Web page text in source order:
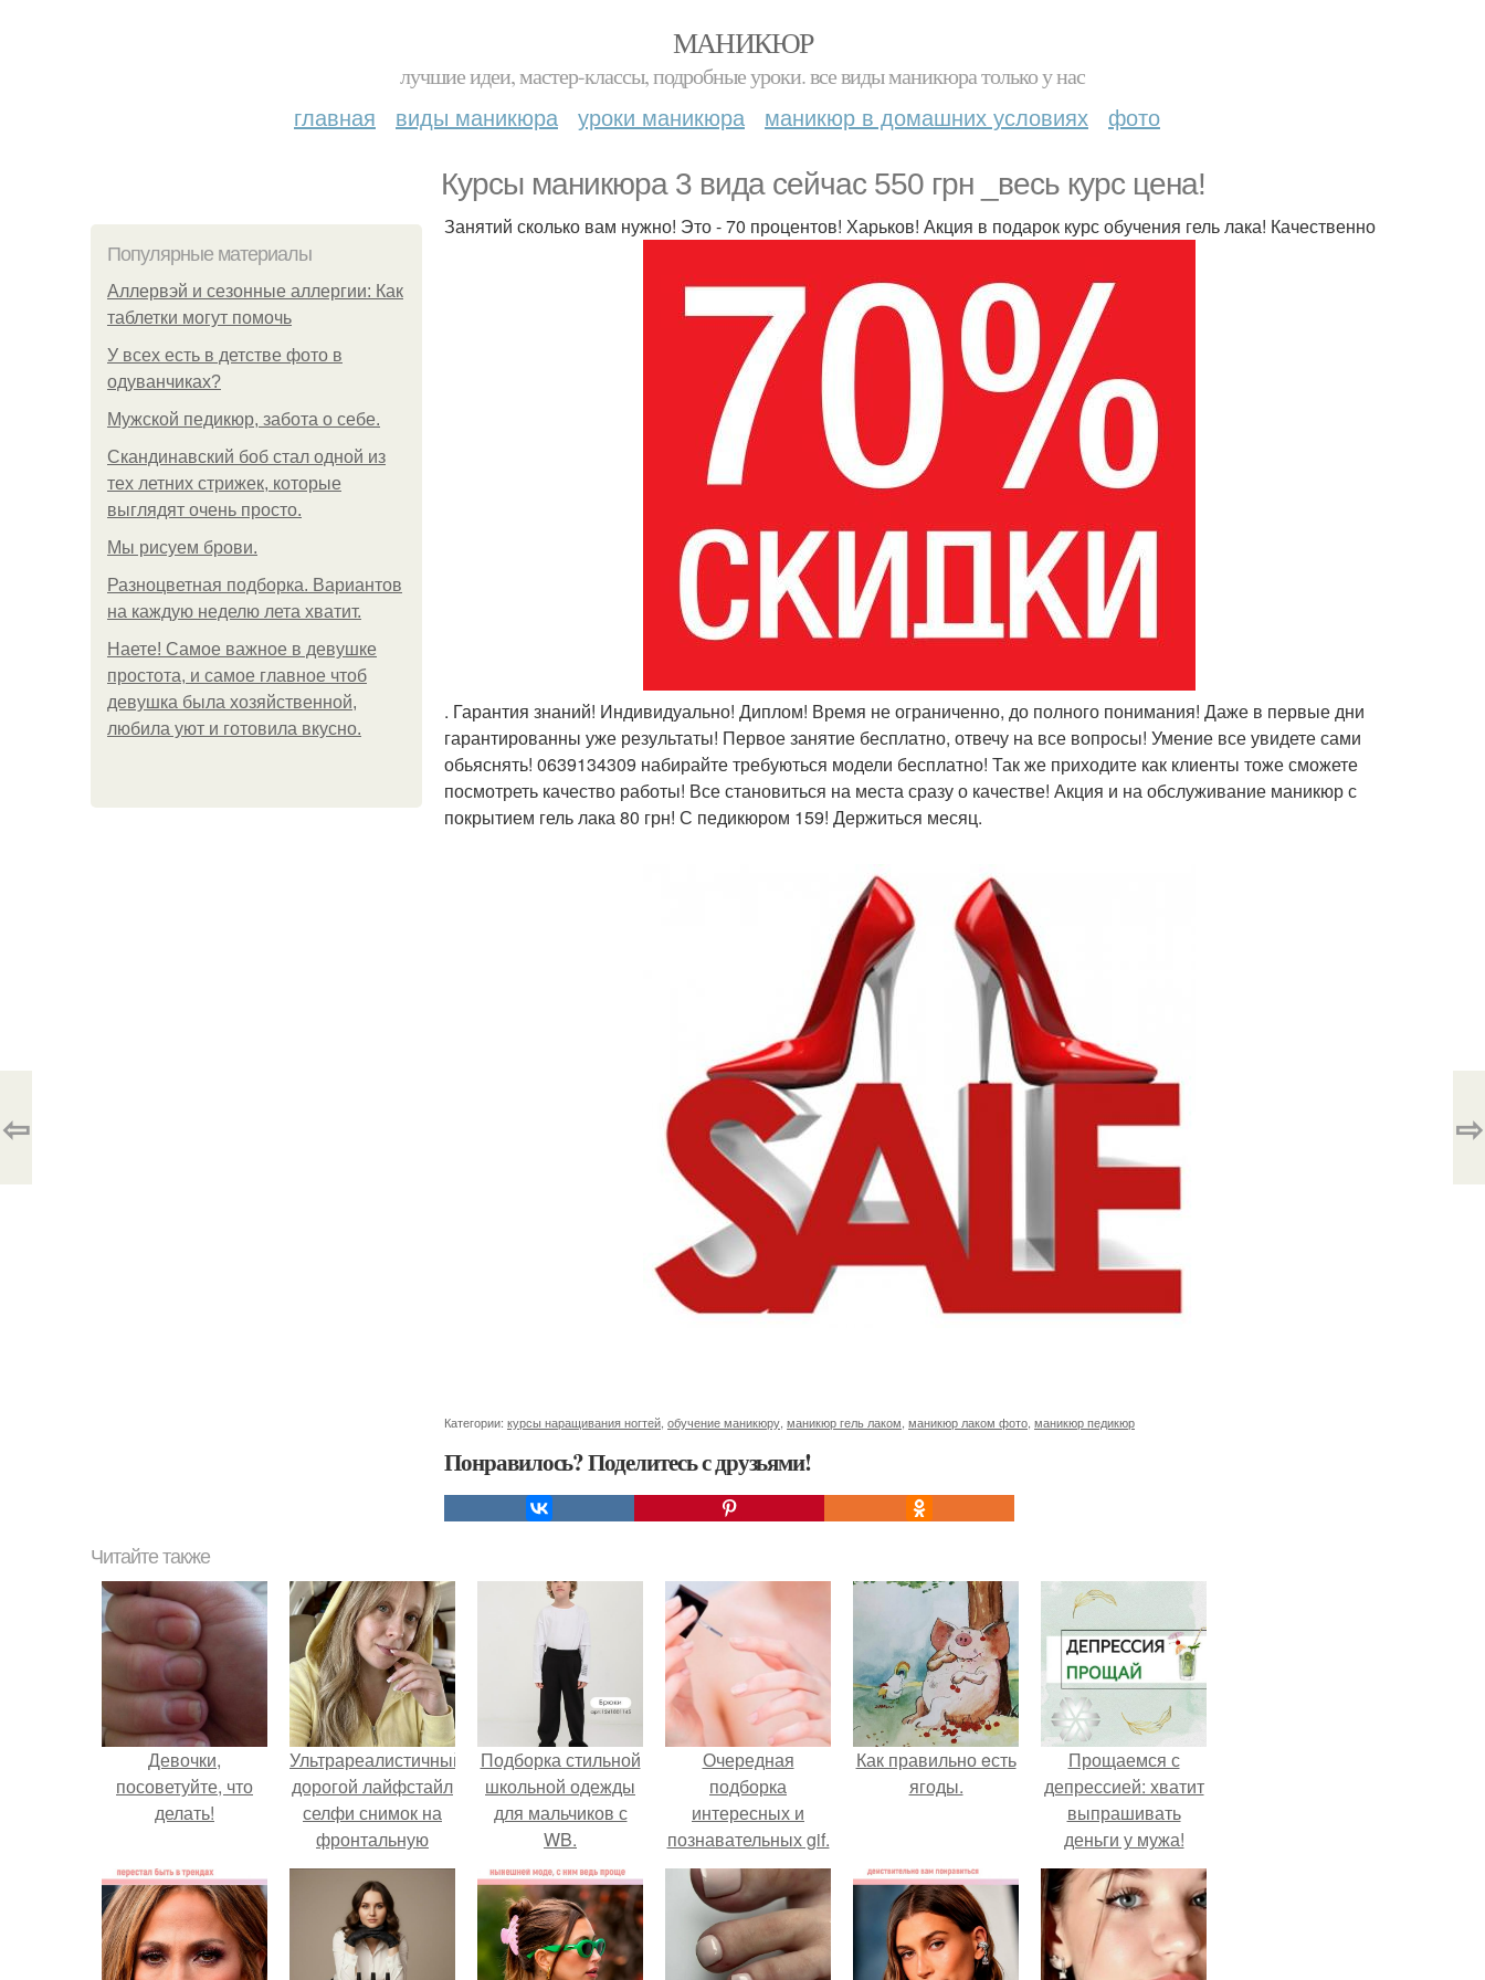
МАНИКЮР
лучшие идеи, мастер-классы, подробные уроки. все виды маникюра только у нас
главная виды маникюра уроки маникюра маникюр в домашних условиях фото
Курсы маникюра 3 вида сейчас 550 грн _весь курс цена!
Популярные материалы
Аллервэй и сезонные аллергии: Как
таблетки могут помочь
У всех есть в детстве фото в
одуванчиках?
Мужской педикюр, забота о себе.
Скандинавский боб стал одной из
тех летних стрижек, которые
выглядят очень просто.
Мы рисуем брови.
Разноцветная подборка. Вариантов
на каждую неделю лета хватит.
Наете! Самое важное в девушке
простота, и самое главное чтоб
девушка была хозяйственной,
любила уют и готовила вкусно.
Занятий сколько вам нужно! Это - 70 процентов! Харьков! Акция в подарок курс обучения гель лака! Качественно
. Гарантия знаний! Индивидуально! Диплом! Время не ограниченно, до полного понимания! Даже в первые дни
гарантированны уже результаты! Первое занятие бесплатно, отвечу на все вопросы! Умение все увидете сами
обьяснять! 0639134309 набирайте требуються модели бесплатно! Так же приходите как клиенты тоже сможете
посмотреть качество работы! Все становиться на места сразу о качестве! Акция и на обслуживание маникюр с
покрытием гель лака 80 грн! С педикюром 159! Держиться месяц.
Категории: курсы наращивания ногтей обучение маникюру маникюр гель лаком маникюр лаком фото маникюр педикюр
Понравилось? Поделитесь с друзьями!
⇦ ⇨
Читайте также
Девочки,
посоветуйте, что
делать!
Ультрареалистичный
дорогой лайфстайл
селфи снимок на
фронтальную
камеру.
Подборка стильной
школьной одежды
для мальчиков с
WB.
Очередная
подборка
интересных и
познавательных gif.
Как правильно eсть
ягоды.
Прощаемся с
депрессией: хватит
выпрашивать
деньги у мужа!